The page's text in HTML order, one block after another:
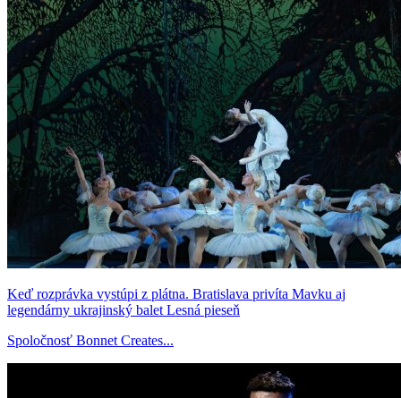
Keď rozprávka vystúpi z plátna. Bratislava privíta Mavku aj
legendárny ukrajinský balet Lesná pieseň
Spoločnosť Bonnet Creates...